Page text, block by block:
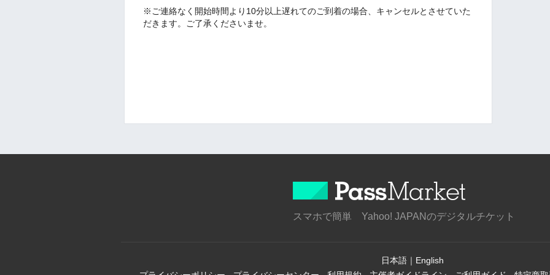
※ご連絡なく開始時間より10分以上遅れてのご到着の場合、キャンセルとさせていた
だきます。ご了承くださいませ。
スマホで簡単 Yahoo! JAPANのデジタルチケット
日本語 ｜ English